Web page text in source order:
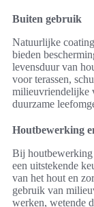
Buiten gebruik
Natuurlijke
bieden
levensduur van
voor terassen,
milieuvriendelijke
duurzame
Houtbewerking
Bij houtbewerking
een uitstekende
van het hout en
gebruik van
werken, wetende